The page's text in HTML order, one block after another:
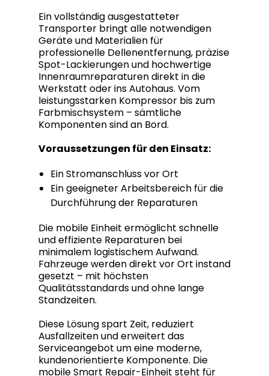
Ein vollständig ausgestatteter
Transporter bringt alle notwendigen
Geräte und Materialien für
professionelle Dellenentfernung, präzise
Spot-Lackierungen und hochwertige
Innenraumreparaturen direkt in die
Werkstatt oder ins Autohaus. Vom
leistungsstarken Kompressor bis zum
Farbmischsystem – sämtliche
Komponenten sind an Bord.
Voraussetzungen für den Einsatz:
Ein Stromanschluss vor Ort
Ein geeigneter Arbeitsbereich für die
Durchführung der Reparaturen
Die mobile Einheit ermöglicht schnelle
und effiziente Reparaturen bei
minimalem logistischem Aufwand.
Fahrzeuge werden direkt vor Ort instand
gesetzt – mit höchsten
Qualitätsstandards und ohne lange
Standzeiten.
Diese Lösung spart Zeit, reduziert
Ausfallzeiten und erweitert das
Serviceangebot um eine moderne,
kundenorientierte Komponente. Die
mobile Smart Repair-Einheit steht für